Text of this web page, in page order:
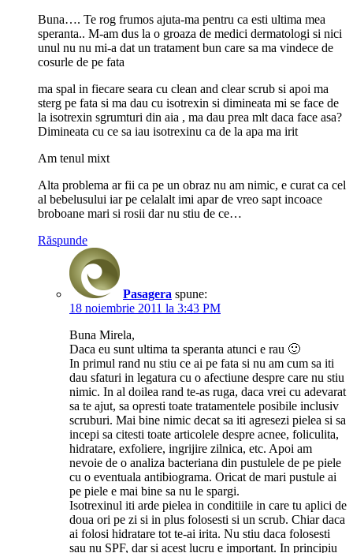
Buna…. Te rog frumos ajuta-ma pentru ca esti ultima mea
speranta.. M-am dus la o groaza de medici dermatologi si nici
unul nu nu mi-a dat un tratament bun care sa ma vindece de
cosurle de pe fata
ma spal in fiecare seara cu clean and clear scrub si apoi ma
sterg pe fata si ma dau cu isotrexin si dimineata mi se face de
la isotrexin sgrumturi din aia , ma dau prea mlt daca face asa?
Dimineata cu ce sa iau isotrexinu ca de la apa ma irit
Am tenul mixt
Alta problema ar fii ca pe un obraz nu am nimic, e curat ca cel
al bebelusului iar pe celalalt imi apar de vreo sapt incoace
broboane mari si rosii dar nu stiu de ce…
Răspunde
Pasagera spune:
18 noiembrie 2011 la 3:43 PM
Buna Mirela,
Daca eu sunt ultima ta speranta atunci e rau 🙂
In primul rand nu stiu ce ai pe fata si nu am cum sa iti
dau sfaturi in legatura cu o afectiune despre care nu stiu
nimic. In al doilea rand te-as ruga, daca vrei cu adevarat
sa te ajut, sa opresti toate tratamentele posibile inclusiv
scruburi. Mai bine nimic decat sa iti agresezi pielea si sa
incepi sa citesti toate articolele despre acnee, foliculita,
hidratare, exfoliere, ingrijire zilnica, etc. Apoi am
nevoie de o analiza bacteriana din pustulele de pe piele
cu o eventuala antibiograma. Oricat de mari pustule ai
pe piele e mai bine sa nu le spargi.
Isotrexinul iti arde pielea in conditiile in care tu aplici de
doua ori pe zi si in plus folosesti si un scrub. Chiar daca
ai folosi hidratare tot te-ai irita. Nu stiu daca folosesti
sau nu SPF, dar si acest lucru e important. In principiu